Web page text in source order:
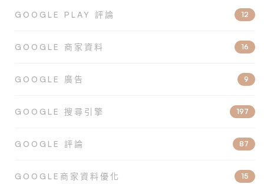
GOOGLE PLAY 評論 12
GOOGLE 商家資料 16
GOOGLE 廣告 9
GOOGLE 搜尋引擎 197
GOOGLE 評論 87
GOOGLE商家資料優化 15